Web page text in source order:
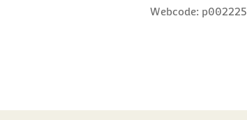
3 Sterne4 Sterne5 Sterne Webcode: p002225